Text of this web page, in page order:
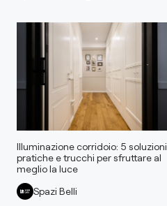
Illuminazione corridoio: 5 soluzioni
pratiche e trucchi per sfruttare al
meglio la luce
Spazi Belli